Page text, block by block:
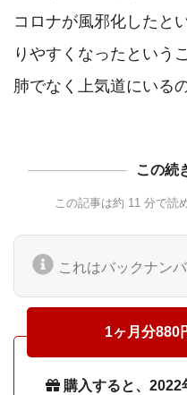
コロナが風邪化したと
りやすくなったという
この続
この記事は約 11 分で読
これはバックナン
1ヶ月分880
購入すると、